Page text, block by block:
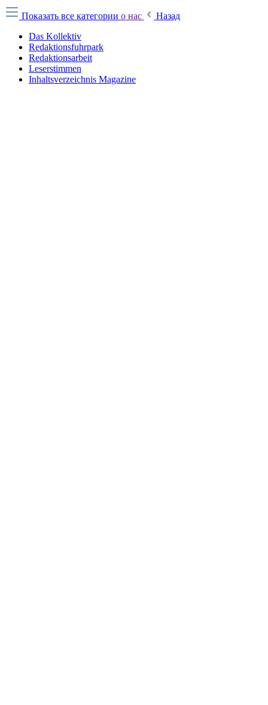
Показать все категории о нас
Назад
Das Kollektiv
Redaktionsfuhrpark
Redaktionsarbeit
Leserstimmen
Inhaltsverzeichnis Magazine